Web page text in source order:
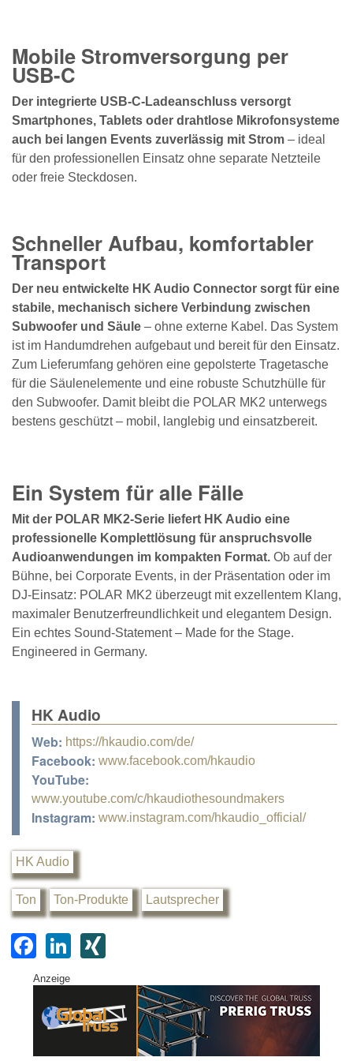
Mobile Stromversorgung per
USB-C
Der integrierte USB-C-Ladeanschluss versorgt
Smartphones, Tablets oder drahtlose Mikrofonsysteme
auch bei langen Events zuverlässig mit Strom – ideal
für den professionellen Einsatz ohne separate Netzteile
oder freie Steckdosen.
Schneller Aufbau, komfortabler
Transport
Der neu entwickelte HK Audio Connector sorgt für eine
stabile, mechanisch sichere Verbindung zwischen
Subwoofer und Säule – ohne externe Kabel. Das System
ist im Handumdrehen aufgebaut und bereit für den Einsatz.
Zum Lieferumfang gehören eine gepolsterte Tragetasche
für die Säulenelemente und eine robuste Schutzhülle für
den Subwoofer. Damit bleibt die POLAR MK2 unterwegs
bestens geschützt – mobil, langlebig und einsatzbereit.
Ein System für alle Fälle
Mit der POLAR MK2-Serie liefert HK Audio eine
professionelle Komplettlösung für anspruchsvolle
Audioanwendungen im kompakten Format. Ob auf der
Bühne, bei Corporate Events, in der Präsentation oder im
DJ-Einsatz: POLAR MK2 überzeugt mit exzellentem Klang,
maximaler Benutzerfreundlichkeit und elegantem Design.
Ein echtes Sound-Statement – Made for the Stage.
Engineered in Germany.
HK Audio
Web: https://hkaudio.com/de/
Facebook: www.facebook.com/hkaudio
YouTube:
www.youtube.com/c/hkaudiothesoundmakers
Instagram: www.instagram.com/hkaudio_official/
HK Audio
Ton Ton-Produkte Lautsprecher
F
a
c
e
Li
k
e
G
Anzeige